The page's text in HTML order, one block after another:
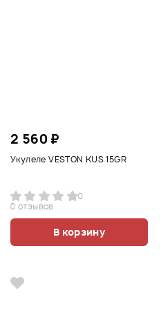
2 560 ₽
Укулеле VESTON KUS 15GR
0
0 отзывов
В корзину